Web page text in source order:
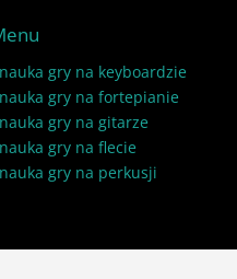
nauka gry na keyboardzie
nauka gry na fortepianie
nauka gry na gitarze
nauka gry na flecie
nauka gry na perkusji